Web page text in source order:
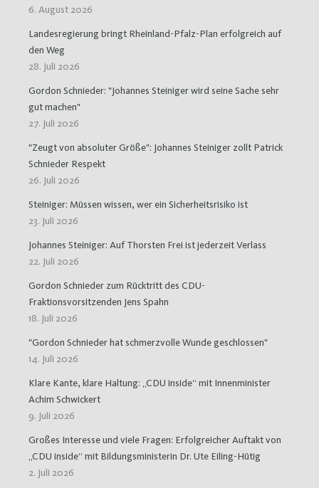
6. August 2026
Landesregierung bringt Rheinland-Pfalz-Plan erfolgreich auf
den Weg
28. Juli 2026
Gordon Schnieder: "Johannes Steiniger wird seine Sache sehr
gut machen"
27. Juli 2026
"Zeugt von absoluter Größe": Johannes Steiniger zollt Patrick
Schnieder Respekt
26. Juli 2026
Steiniger: Müssen wissen, wer ein Sicherheitsrisiko ist
23. Juli 2026
Johannes Steiniger: Auf Thorsten Frei ist jederzeit Verlass
22. Juli 2026
Gordon Schnieder zum Rücktritt des CDU-
Fraktionsvorsitzenden Jens Spahn
18. Juli 2026
"Gordon Schnieder hat schmerzvolle Wunde geschlossen"
14. Juli 2026
Klare Kante, klare Haltung: „CDU inside“ mit Innenminister
Achim Schwickert
9. Juli 2026
Großes Interesse und viele Fragen: Erfolgreicher Auftakt von
„CDU inside“ mit Bildungsministerin Dr. Ute Eiling-Hütig
2. Juli 2026